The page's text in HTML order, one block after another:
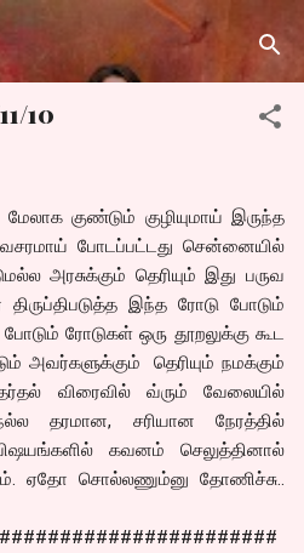
to main content
10
குண்டும் குழியுமாய் இருந்த
போடப்பட்டது சென்னையில்
அரசுக்கும் தெரியும் இது பருவ
இந்த ரோடு போடும்
ரோடுகள் ஒரு தூறலுக்கு கூட
அவர்களுக்கும் தெரியும் நமக்கும்
தேர்தல் விரைவில் வ்ரும் வேலையில்
தரமான, சரியான நேரத்தில்
கவனம் செலுத்தினால்
ஏதோ சொல்லணும்னு தோணிச்சு..